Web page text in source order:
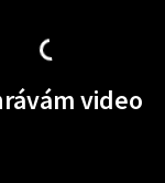
video